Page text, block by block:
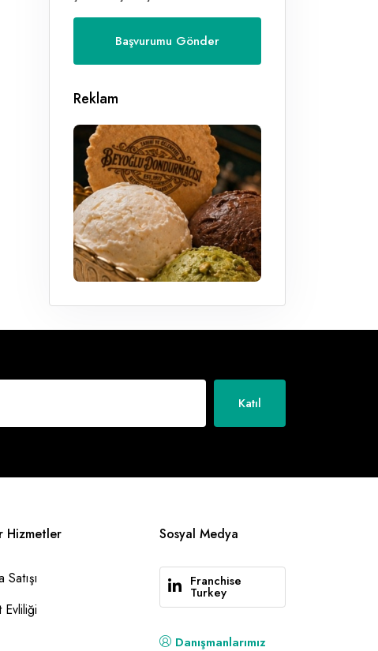
Reklam
Katıl
Hizmetler
Satışı
Evliliği
Sosyal Medya
Franchise
Turkey
Danışmanlarımız